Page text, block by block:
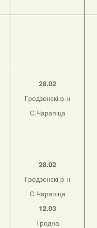
28.02
Гродзенскі р-н
С.Чарапіца
28.02
Гродзенскі р-н
С.Чарапіца
12.03
Гродна